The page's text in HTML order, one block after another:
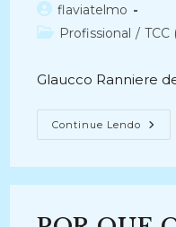
Autor
do
flaviatelmo
Categoria
Profissional / TCC
Glaucco Ranniere
Continue Lendo
NA